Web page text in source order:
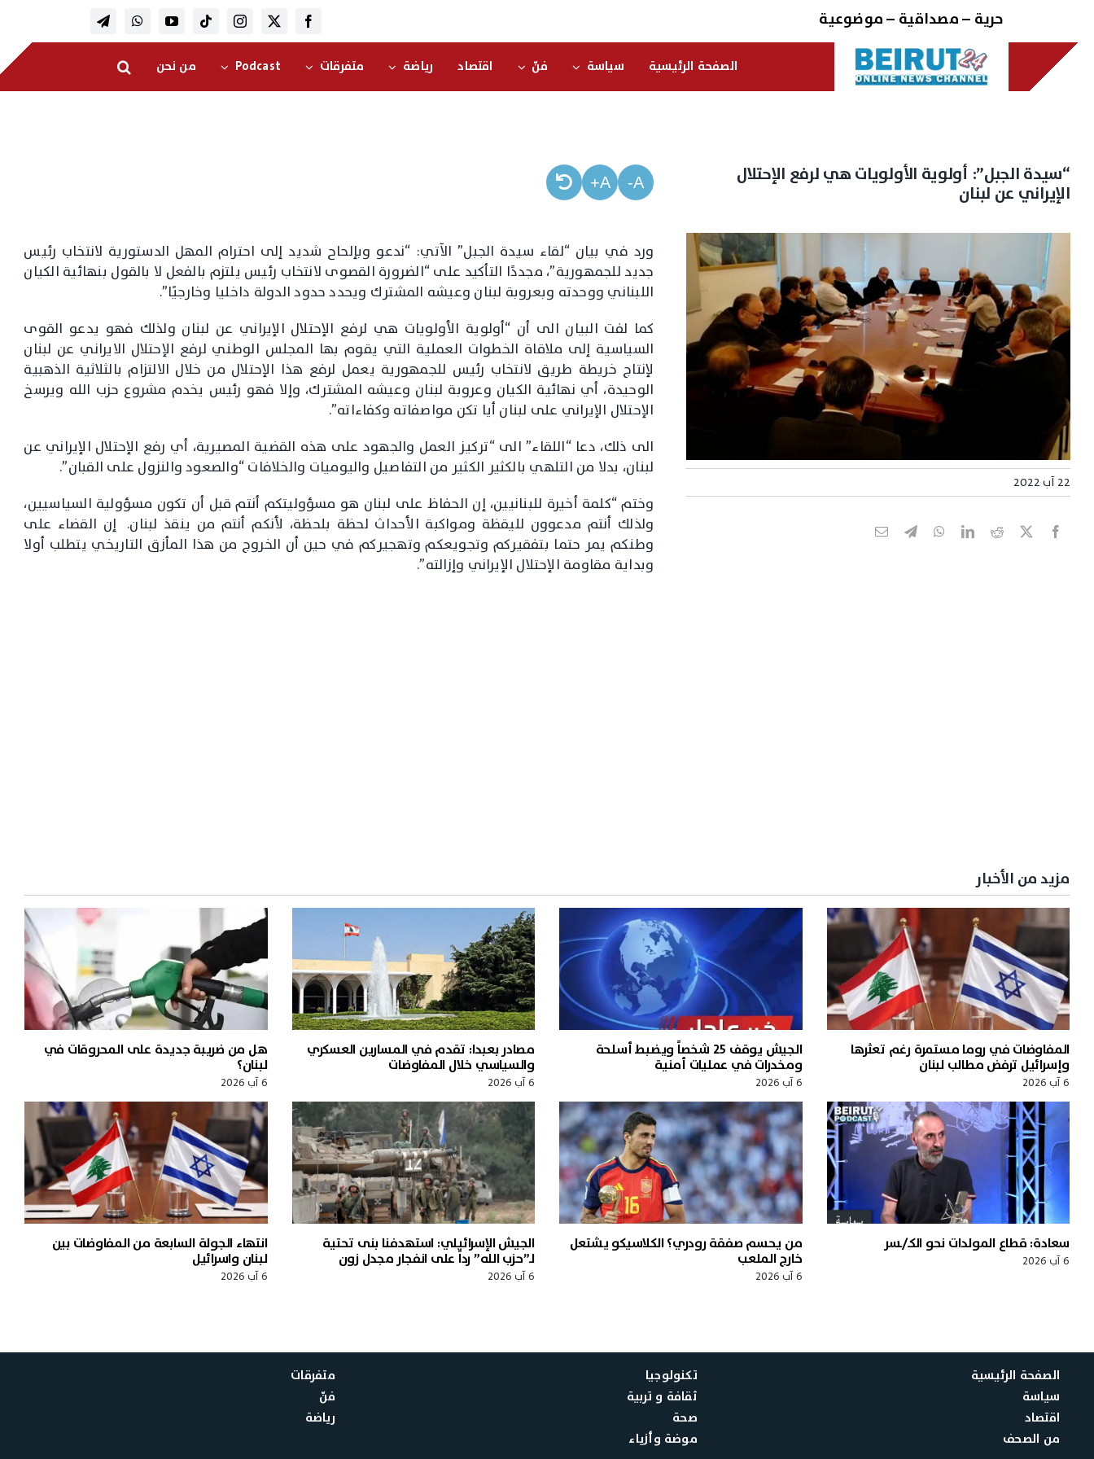
content
حرية – مصداقية – موضوعية
الصفحة الرئيسية سياسة فنّ اقتصاد رياضة متفرقات Podcast من نحن
“سيدة الجبل”: أولوية الأولويات هي لرفع الإحتلال
الإيراني عن لبنان
22 آب 2022
A-
A+
ورد في بيان “لقاء سيدة الجبل” الآتي: “ندعو وبإلحاح شديد إلى احترام المهل الدستورية لانتخاب رئيس
جديد للجمهورية”، مجددًا التأكيد على “الضرورة القصوى لانتخاب رئيس يلتزم بالفعل لا بالقول بنهائية الكيان
اللبناني ووحدته وبعروبة لبنان وعيشه المشترك ويحدد حدود الدولة داخليا وخارجيًا”.
كما لفت البيان الى أن “أولوية الأولويات هي لرفع الإحتلال الإيراني عن لبنان ولذلك فهو يدعو القوى
السياسية إلى ملاقاة الخطوات العملية التي يقوم بها المجلس الوطني لرفع الإحتلال الايراني عن لبنان
لإنتاج خريطة طريق لانتخاب رئيس للجمهورية يعمل لرفع هذا الإحتلال من خلال الالتزام بالثلاثية الذهبية
الوحيدة، أي نهائية الكيان وعروبة لبنان وعيشه المشترك، وإلا فهو رئيس يخدم مشروع حزب الله ويرسخ
الإحتلال الإيراني على لبنان أيا تكن مواصفاته وكفاءاته”.
الى ذلك، دعا “اللقاء” الى “تركيز العمل والجهود على هذه القضية المصيرية، أي رفع الإحتلال الإيراني عن
لبنان، بدلا من التلهي بالكثير الكثير من التفاصيل واليوميات والخلافات “والصعود والنزول على القبان”.
وختم “كلمة أخيرة للبنانيين، إن الحفاظ على لبنان هو مسؤوليتكم أنتم قبل أن تكون مسؤولية السياسيين،
ولذلك أنتم مدعوون لليقظة ومواكبة الأحداث لحظة بلحظة، لأنكم أنتم من ينقذ لبنان. إن القضاء على
وطنكم يمر حتما بتفقيركم وتجويعكم وتهجيركم في حين أن الخروج من هذا المأزق التاريخي يتطلب أولا
وبداية مقاومة الإحتلال الإيراني وإزالته”.
مزيد من الأخبار
المفاوضات في روما مستمرة رغم تعثرها
وإسرائيل ترفض مطالب لبنان
6 آب 2026
الجيش يوقف 25 شخصاً ويضبط أسلحة
ومخدرات في عمليات أمنية
6 آب 2026
مصادر بعبدا: تقدم في المسارين العسكري
والسياسي خلال المفاوضات
6 آب 2026
هل من ضريبة جديدة على المحروقات في
لبنان؟
6 آب 2026
سعادة: قطاع المولدات نحو الكـ/ـسر
6 آب 2026
من يحسم صفقة رودري؟ الكلاسيكو يشتعل
خارج الملعب
6 آب 2026
الجيش الإسرائيلي: استهدفنا بنى تحتية
لـ”حزب الله” رداً على انفجار مجدل زون
6 آب 2026
انتهاء الجولة السابعة من المفاوضات بين
لبنان واسرائيل
6 آب 2026
الصفحة الرئيسية
سياسة
اقتصاد
من الصحف
تكنولوجيا
ثقافة و تربية
صحة
موضة وأزياء
متفرقات
فنّ
رياضة